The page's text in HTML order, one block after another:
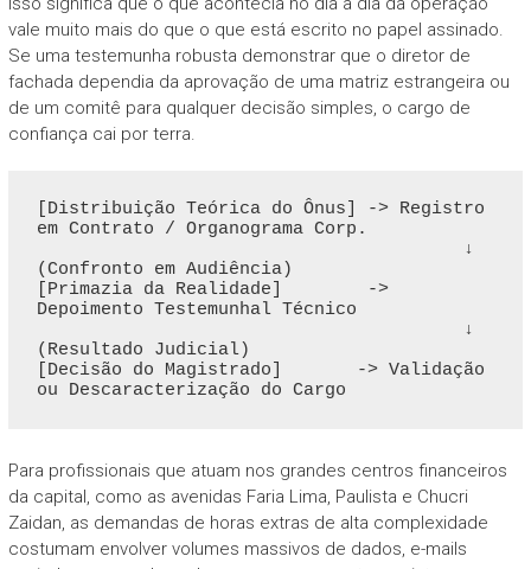
vale muito mais do que o que está escrito no papel assinado.
Se uma testemunha robusta demonstrar que o diretor de
fachada dependia da aprovação de uma matriz estrangeira ou
de um comitê para qualquer decisão simples, o cargo de
confiança cai por terra.
[Distribuição Teórica do Ônus] -> Registro
em Contrato / Organograma Corp.
(Confronto em Audiência)
[Primazia da Realidade]        ->
Depoimento Testemunhal Técnico
(Resultado Judicial)
[Decisão do Magistrado]       -> Validação
Para profissionais que atuam nos grandes centros financeiros
da capital, como as avenidas Faria Lima, Paulista e Chucri
Zaidan, as demandas de horas extras de alta complexidade
costumam envolver volumes massivos de dados, e-mails